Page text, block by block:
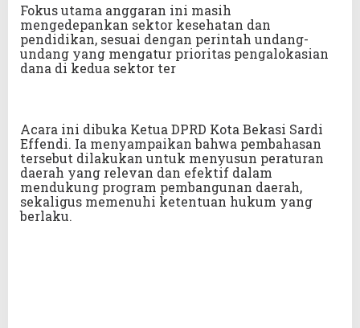
Fokus utama anggaran ini masih
mengedepankan sektor kesehatan dan
pendidikan, sesuai dengan perintah undang-
undang yang mengatur prioritas pengalokasian
dana di kedua sektor ter
Acara ini dibuka Ketua DPRD Kota Bekasi Sardi
Effendi. Ia menyampaikan bahwa pembahasan
tersebut dilakukan untuk menyusun peraturan
daerah yang relevan dan efektif dalam
mendukung program pembangunan daerah,
sekaligus memenuhi ketentuan hukum yang
berlaku.